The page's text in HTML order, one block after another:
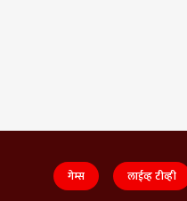
गेम्स लाईव्ह टीव्ही